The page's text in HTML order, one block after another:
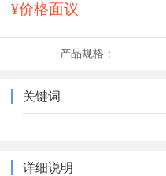
¥价格面议
产品规格：
关键词
详细说明